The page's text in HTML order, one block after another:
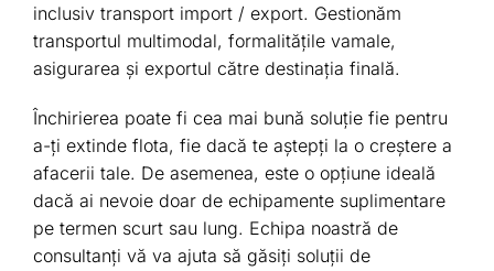
inclusiv transport import / export. Gestionăm
transportul multimodal, formalitățile vamale,
asigurarea și exportul către destinația finală.
Închirierea poate fi cea mai bună soluție fie pentru
a-ți extinde flota, fie dacă te aștepți la o creștere a
afacerii tale. De asemenea, este o opțiune ideală
dacă ai nevoie doar de echipamente suplimentare
pe termen scurt sau lung. Echipa noastră de
consultanți vă va ajuta să găsiți soluții de